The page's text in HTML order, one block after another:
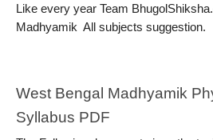
Like every year Team
Madhyamik  All subjects suggestion.
West Bengal Madhyamik
Syllabus PDF